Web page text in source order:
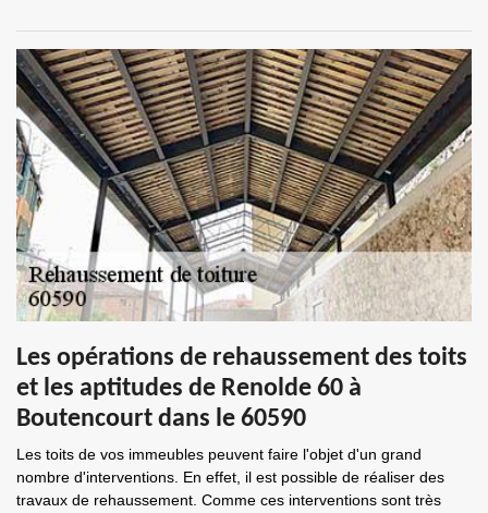
Les opérations de rehaussement des toits
et les aptitudes de Renolde 60 à
Boutencourt dans le 60590
Les toits de vos immeubles peuvent faire l'objet d'un grand
nombre d'interventions. En effet, il est possible de réaliser des
travaux de rehaussement. Comme ces interventions sont très